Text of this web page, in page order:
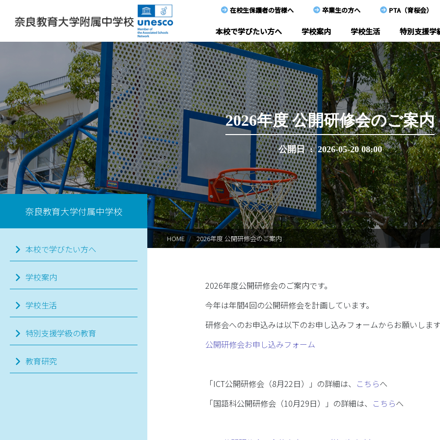
在校生保護者の皆様へ 卒業生の方へ PTA（育桜会）
本校で学びたい方へ 学校案内 学校生活 特別支援学
本校で学びたい方へ
学校案内
学校生活
特別支援学級
教育研究
在校生保護者の皆様へ
卒業生の方へ
PTA（育桜会）
2026年度 公開研修会のご案内
公開日 : 2026-05-20 08:00
HOME 2026年度 公開研修会のご案内
奈良教育大学付属中学校
本校で学びたい方へ
学校案内
学校生活
特別支援学級の教育
教育研究
2026年度公開研修会のご案内です。
今年は年間4回の公開研修会を計画しています。
研修会へのお申込みは以下のお申し込みフォームからお願いしま
公開研修会お申し込みフォーム
「ICT公開研修会（8月22日）」の詳細は、 こちらへ
「国語科公開研修会（10月29日）」の詳細は、
こちらへ